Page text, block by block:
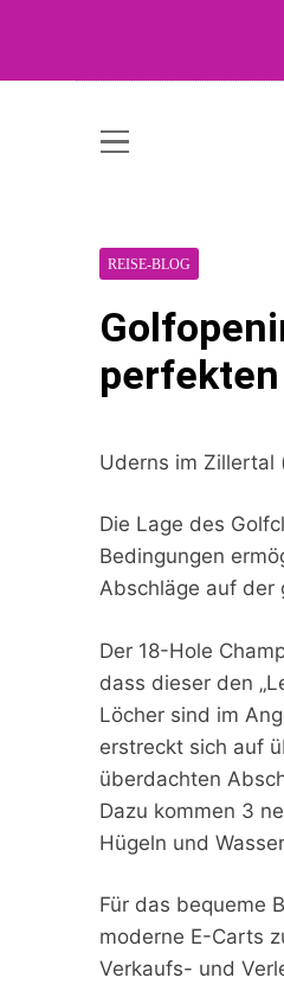
REISE-BLOG
Uderns im Zillertal
Die Lage des
Bedingungen
Abschläge auf der
Der 18-Hole
dass dieser den
Löcher sind im
erstreckt sich auf
überdachten
Dazu kommen 3
Hügeln und
Für das bequeme
moderne E-Carts
Verkaufs- und